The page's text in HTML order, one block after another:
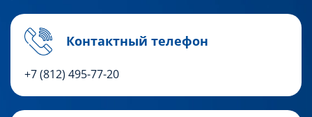
Контактный телефон
+7 (812) 495-77-20